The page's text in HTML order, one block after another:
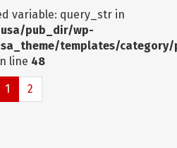
variable: query_str in
pub_dir/wp-
templates/
line 48
1 2